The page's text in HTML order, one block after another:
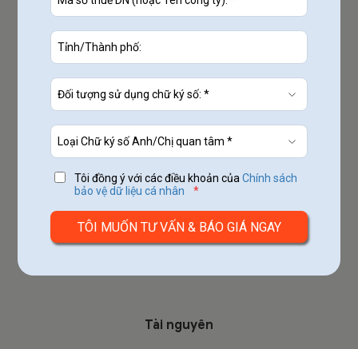
024 3795 9595
https://www.misa.vn/
Khám phá
Về MISA
Chợ ứng dụng
Đăng nhập
Hợp tác
Hỗ trợ khách hàng
Tuyển dụng
Tài nguyên
Tôi đồng ý với các điều khoản củaChính sách
bảo vệ dữ liệu cá nhân
*